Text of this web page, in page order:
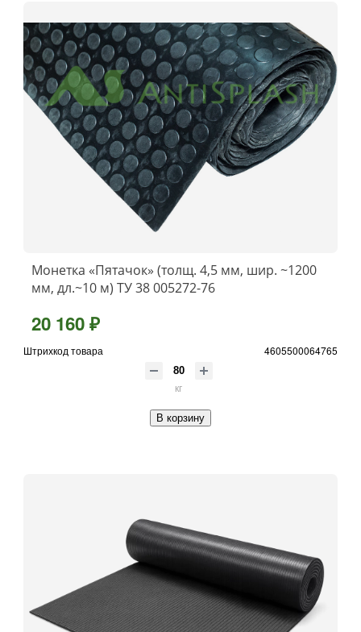
Монетка «Пятачок» (толщ. 4,5 мм, шир. ~1200
мм, дл.~10 м) ТУ 38 005272-76
20 160 ₽
Штрихкод товара 4605500064765
кг
В корзину